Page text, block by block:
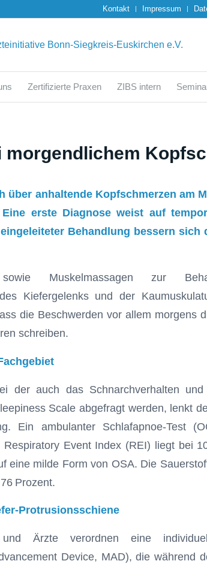
Kontakt Impressum
Zertifizierte Praxen ZIBS intern
morgendlichem
über anhaltende Kopfschmerzen am
erste Diagnose weist auf
Behandlung bessern sich
sowie Muskelmassagen zur
Kiefergelenks und der
die Beschwerden vor allem morgens
schreiben.
der auch das Schnarchverhalten
Scale abgefragt werden, lenkt
Ein ambulanter Schlafapnoe-Test
Event Index (REI) liegt bei
eine milde Form von OSA. Die
Prozent.
Protrusionsschiene
Ärzte verordnen eine
Device, MAD), die während